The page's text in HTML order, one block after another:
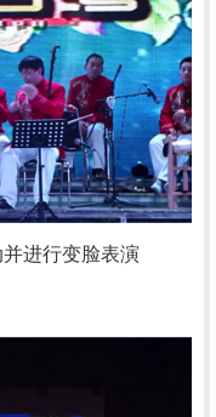
并进行变脸表演